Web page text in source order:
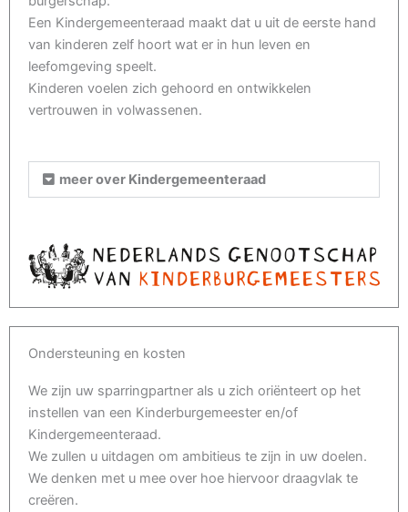
Een Kindergemeenteraad maakt dat u uit de eerste hand
van kinderen zelf hoort wat er in hun leven en
leefomgeving speelt.
Kinderen voelen zich gehoord en ontwikkelen
vertrouwen in volwassenen.
meer over Kindergemeenteraad
Ondersteuning en kosten
We zijn uw sparringpartner als u zich oriënteert op het
instellen van een Kinderburgemeester en/of
Kindergemeenteraad.
We zullen u uitdagen om ambitieus te zijn in uw doelen.
We denken met u mee over hoe hiervoor draagvlak te
creëren.